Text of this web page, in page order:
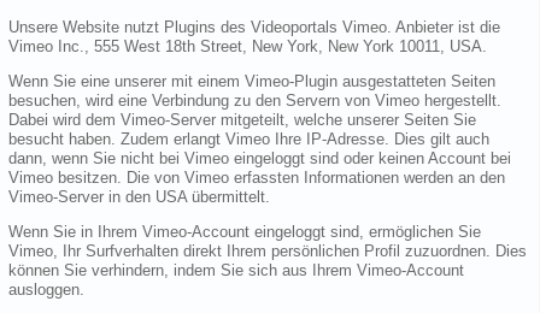
Unsere Website nutzt Plugins des Videoportals Vimeo. Anbieter ist die
Vimeo Inc., 555 West 18th Street, New York, New York 10011, USA.
Wenn Sie eine unserer mit einem Vimeo-Plugin ausgestatteten Seiten
besuchen, wird eine Verbindung zu den Servern von Vimeo hergestellt.
Dabei wird dem Vimeo-Server mitgeteilt, welche unserer Seiten Sie
besucht haben. Zudem erlangt Vimeo Ihre IP-Adresse. Dies gilt auch
dann, wenn Sie nicht bei Vimeo eingeloggt sind oder keinen Account bei
Vimeo besitzen. Die von Vimeo erfassten Informationen werden an den
Vimeo-Server in den USA übermittelt.
Wenn Sie in Ihrem Vimeo-Account eingeloggt sind, ermöglichen Sie
Vimeo, Ihr Surfverhalten direkt Ihrem persönlichen Profil zuzuordnen. Dies
können Sie verhindern, indem Sie sich aus Ihrem Vimeo-Account
ausloggen.